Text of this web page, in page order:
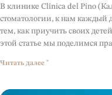
В клинике Clínica del Pino
стоматологии, к нам каждый
тем, как приучить своих
этой статье мы поделимся
Читать далее "